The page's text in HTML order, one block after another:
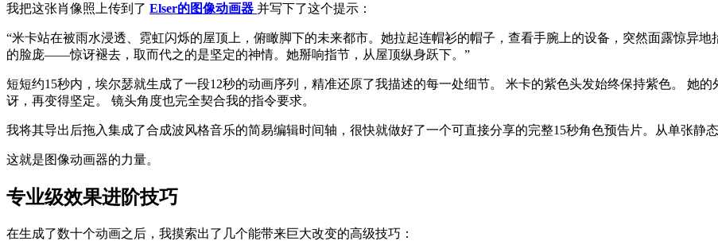
我把这张肖像照上传到了 Elser的图像动画器 并写下了这个提示：
“米卡站在被雨水浸透、霓虹闪烁的屋顶上，俯瞰脚下的未来都市。她拉起连帽衫的帽子，查看手腕上的设备，突然面露惊异
的脸庞——惊讶褪去，取而代之的是坚定的神情。她掰响指节，从屋顶纵身跃下。”
短短约15秒内，埃尔瑟就生成了一段12秒的动画序列，精准还原了我描述的每一处细节。 米卡的紫色头发始终保持紫色。 她
讶，再变得坚定。 镜头角度也完全契合我的指令要求。
我将其导出后拖入集成了合成波风格音乐的简易编辑时间轴，很快就做好了一个可直接分享的完整15秒角色预告片。从单张静
这就是图像动画器的力量。
专业级效果进阶技巧
在生成了数十个动画之后，我摸索出了几个能带来巨大改变的高级技巧：